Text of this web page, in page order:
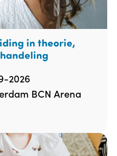
in theorie,
2026
BCN Arena